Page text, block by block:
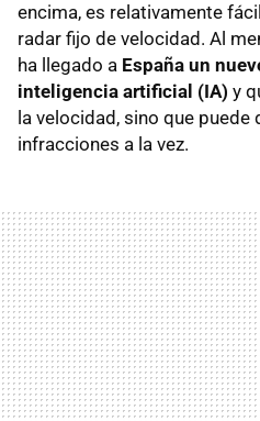
encima, es relativamente
radar fijo de velocidad. Al
ha llegado a España un
inteligencia artificial (IA) y
la velocidad, sino que
infracciones a la vez.